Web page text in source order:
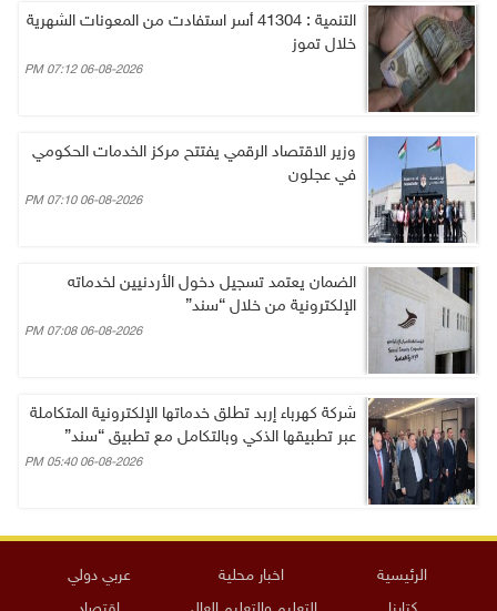
التنمية : 41304 أسر استفادت من المعونات الشهرية
خلال تموز
06-08-2026 07:12 PM
وزير الاقتصاد الرقمي يفتتح مركز الخدمات الحكومي
في عجلون
06-08-2026 07:10 PM
الضمان يعتمد تسجيل دخول الأردنيين لخدماته
الإلكترونية من خلال “سند”
06-08-2026 07:08 PM
شركة كهرباء إربد تطلق خدماتها الإلكترونية المتكاملة
عبر تطبيقها الذكي وبالتكامل مع تطبيق “سند”
06-08-2026 05:40 PM
الرئيسية اخبار محلية
عربي دولي